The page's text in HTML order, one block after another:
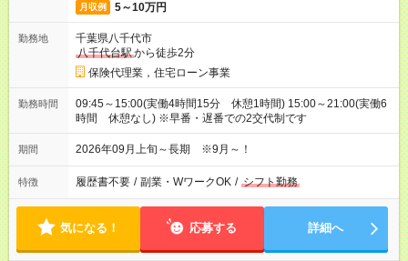
月収例 5～10万円
勤務地
千葉県八千代市
八千代台駅から徒歩2分
保険代理業，住宅ローン事業
勤務時間
09:45～15:00(実働4時間15分 休憩1時間) 15:00～21:00(実働6
時間 休憩なし) ※早番・遅番での2交代制です
期間 2026年09月上旬～長期 ※9月～！
特徴 履歴書不要 / 副業・WワークOK / シフト勤務
気になる！ 応募する 詳細へ